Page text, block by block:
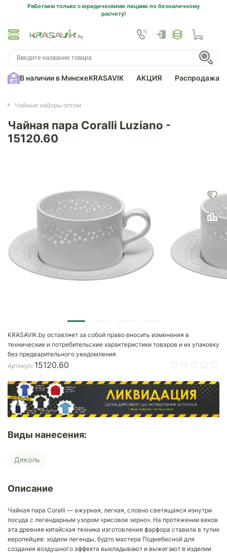
Работаем только с юридическими лицами по безналичному
расчету!
В наличии в МинскеKRASAVIK АКЦИЯ Распродажа
Чайные наборы оптом
Чайная пара Coralli Luziano -
15120.60
KRASAVIK.by оставляет за собой право вносить изменения в
технические и потребительские характеристики товаров и их упаковку
без предварительного уведомления
Артикул: 15120.60
Виды нанесения:
Деколь
Описание
Чайная пара Coralli — ажурная, легкая, словно светящаяся изнутри
посуда с легендарным узором «рисовое зерно». На протяжении веков
эта древняя китайская техника изготовления фарфора ставила в тупик
европейцев: ходили легенды, будто мастера Поднебесной для
создания воздушного эффекта выкладывают и выжигают в изделии